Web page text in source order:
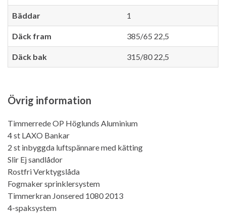
Bäddar 1
Däck fram 385/65 22,5
Däck bak 315/80 22,5
Övrig information
Timmerrede OP Höglunds Aluminium
4 st LAXO Bankar
2 st inbyggda luftspännare med kätting
Slir Ej sandlådor
Rostfri Verktygslåda
Fogmaker sprinklersystem
Timmerkran Jonsered 1080 2013
4-spaksystem